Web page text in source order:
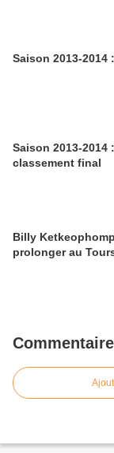
Saison 2013-
Saison 2013-2014
classement final
Billy
prolonger au